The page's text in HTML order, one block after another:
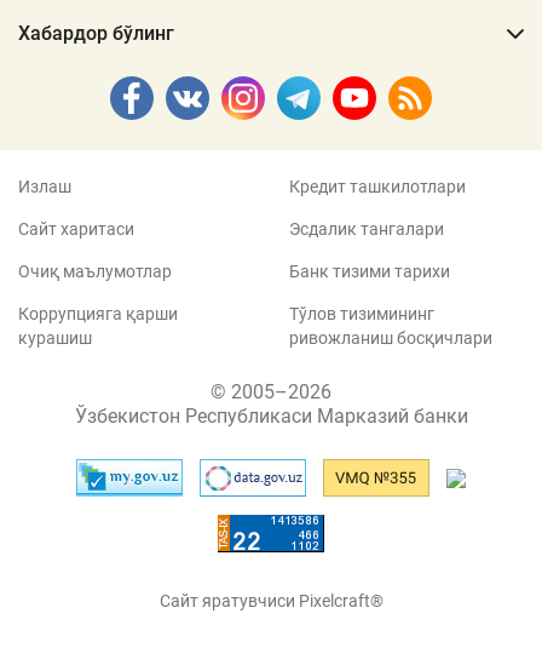
Хабардор бўлинг
Излаш
Сайт харитаси
Очиқ маълумотлар
Коррупцияга қарши
курашиш
Кредит ташкилотлари
Эсдалик тангалари
Банк тизими тарихи
Тўлов тизимининг
ривожланиш босқичлари
© 2005–2026
Ўзбекистон Республикаси Марказий банки
Сайт яратувчиси Pixelcraft®